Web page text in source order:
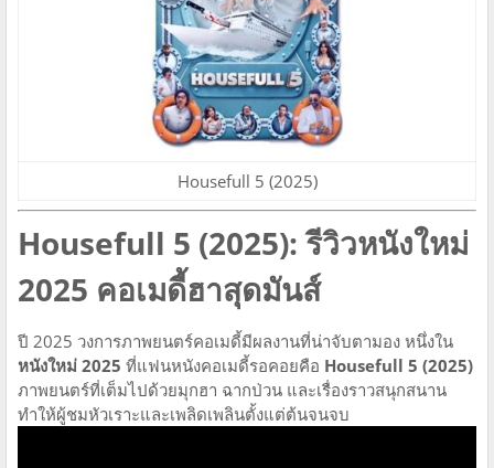
Housefull 5 (2025)
Housefull 5 (2025): รีวิวหนังใหม่
2025 คอเมดี้ฮาสุดมันส์
ปี 2025 วงการภาพยนตร์คอเมดี้มีผลงานที่น่าจับตามอง หนึ่งใน
หนังใหม่ 2025 ที่แฟนหนังคอเมดี้รอคอยคือ Housefull 5 (2025)
ภาพยนตร์ที่เต็มไปด้วยมุกฮา ฉากป่วน และเรื่องราวสนุกสนาน
ทำให้ผู้ชมหัวเราะและเพลิดเพลินตั้งแต่ต้นจนจบ